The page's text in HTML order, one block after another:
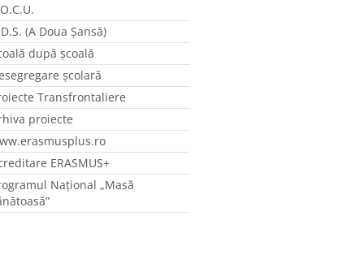
(A Doua Șansă)
după școală
școlară
Transfrontaliere
proiecte
ERASMUS+
Național „Masă